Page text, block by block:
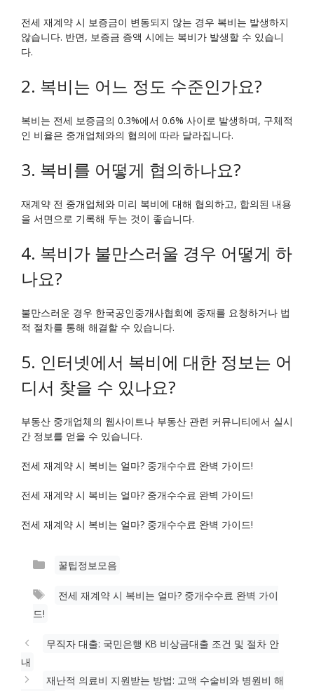
전세 재계약 시 보증금이 변동되지 않는 경우 복비는 발생하지
않습니다. 반면, 보증금 증액 시에는 복비가 발생할 수 있습니
다.
2. 복비는 어느 정도 수준인가요?
복비는 전세 보증금의 0.3%에서 0.6% 사이로 발생하며, 구체적
인 비율은 중개업체와의 협의에 따라 달라집니다.
3. 복비를 어떻게 협의하나요?
재계약 전 중개업체와 미리 복비에 대해 협의하고, 합의된 내용
을 서면으로 기록해 두는 것이 좋습니다.
4. 복비가 불만스러울 경우 어떻게 하
나요?
불만스러운 경우 한국공인중개사협회에 중재를 요청하거나 법
적 절차를 통해 해결할 수 있습니다.
5. 인터넷에서 복비에 대한 정보는 어
디서 찾을 수 있나요?
부동산 중개업체의 웹사이트나 부동산 관련 커뮤니티에서 실시
간 정보를 얻을 수 있습니다.
전세 재계약 시 복비는 얼마? 중개수수료 완벽 가이드!
전세 재계약 시 복비는 얼마? 중개수수료 완벽 가이드!
전세 재계약 시 복비는 얼마? 중개수수료 완벽 가이드!
카
고
꿀팁정보모음
태
전세 재계약 시 복비는 얼마? 중개수수료 완벽 가이
드!
무직자 대출: 국민은행 KB 비상금대출 조건 및 절차 안
내
재난적 의료비 지원받는 방법: 고액 수술비와 병원비 해